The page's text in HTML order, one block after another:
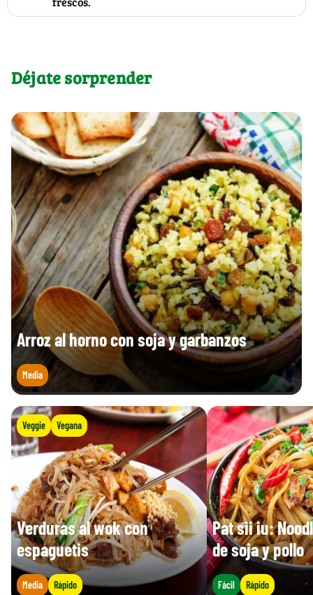
Déjate sorprender
Arroz al horno con soja y garbanzos
Media
Veggie Vegana
Verduras al wok con
espaguetis
Media Rápido
Pat sii iu:
de soja y pollo
Fácil Rápido